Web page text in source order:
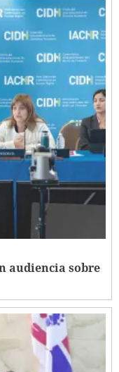
audiencia sobre